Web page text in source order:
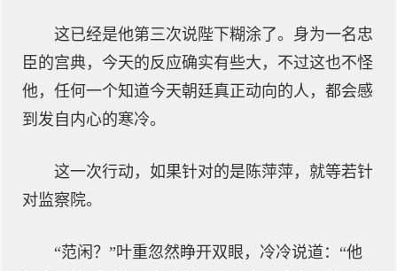
这已经是他第三次说陛下糊涂了。身为一名忠
臣的宫典，今天的反应确实有些大，不过这也不怪
他，任何一个知道今天朝廷真正动向的人，都会感
到发自内心的寒冷。
这一次行动，如果针对的是陈萍萍，就等若针
对监察院。
“范闲？”叶重忽然睁开双眼，冷冷说道：“他